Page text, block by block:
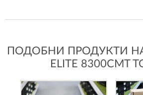
ПОДОБНИ ПРОДУКТИ НА
ELITE 8300CMT